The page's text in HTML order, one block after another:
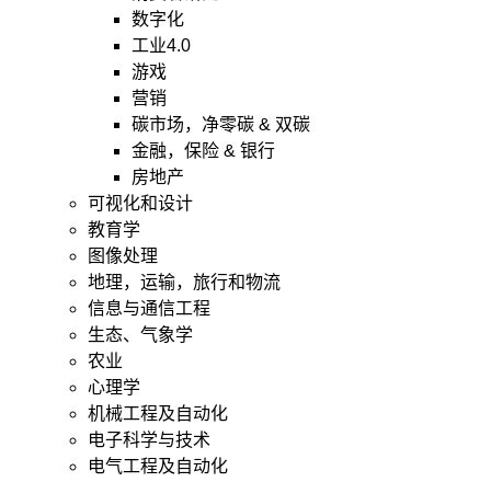
数字化
工业4.0
游戏
营销
碳市场，净零碳 & 双碳
金融，保险 & 银行
房地产
可视化和设计
教育学
图像处理
地理，运输，旅行和物流
信息与通信工程
生态、气象学
农业
心理学
机械工程及自动化
电子科学与技术
电气工程及自动化